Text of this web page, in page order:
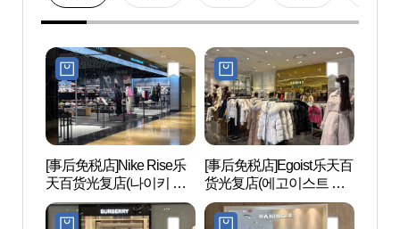
[事后免税店]Nike Rise乐
天百货光复店(나이키 라
이즈 롯데백화점 광복점)
[事后免税店]Egoist乐天百
货光复店(에고이스트 롯
데백화점 광복점)